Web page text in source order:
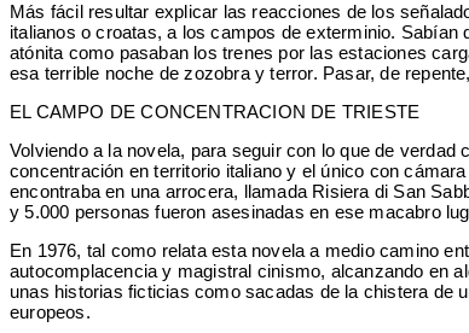
Más fácil resultar explicar las reacciones de los
italianos o croatas, a los campos de exterminio.
atónita como pasaban los trenes por las estaciones
esa terrible noche de zozobra y terror. Pasar, de
EL CAMPO DE CONCENTRACION DE TRIESTE
Volviendo a la novela, para seguir con lo que de
concentración en territorio italiano y el único con
encontraba en una arrocera, llamada Risiera di San
y 5.000 personas fueron asesinadas en ese macabro
En 1976, tal como relata esta novela a medio camino
autocomplacencia y magistral cinismo, alcanzando en
unas historias ficticias como sacadas de la chistera de
europeos.